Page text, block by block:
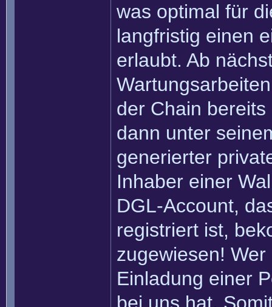
was optimal für
langfristig einen
erlaubt. Ab
der Chain
dann unter
generierter
Inhaber einer
DGL-Account,
registriert ist,
zugewiesen!
Einladung einer